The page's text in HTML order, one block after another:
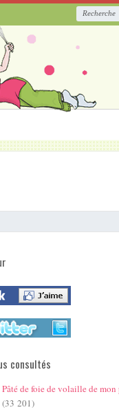
consultés
Pâté de foie de volaille de mon
(33 201)